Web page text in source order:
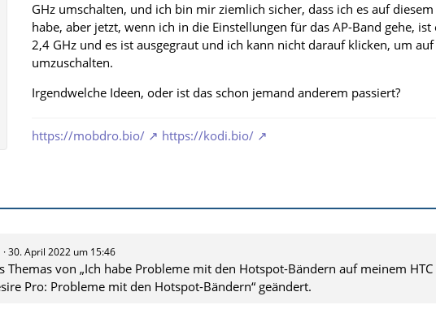
GHz umschalten, und ich bin mir ziemlich sicher, dass ich es auf
habe, aber jetzt, wenn ich in die Einstellungen für das AP-Band gehe, ist
2,4 GHz und es ist ausgegraut und ich kann nicht darauf klicken, um auf
umzuschalten.
Irgendwelche Ideen, oder ist das schon jemand anderem passiert?
https://mobdro.bio/ https://kodi.bio/
30. April 2022 um 15:46
Themas von „Ich habe Probleme mit den Hotspot-Bändern auf meinem
Pro: Probleme mit den Hotspot-Bändern“ geändert.